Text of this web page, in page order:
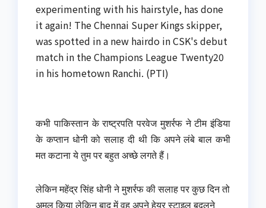
कभी पाकिस्तान के राष्ट्रपति परवेज मुशर्रफ ने टीम इंडिया
के कप्तान धोनी को सलाह दी थी कि अपने लंबे बाल कभी
मत कटाना ये तुम पर बहुत अच्छे लगते हैं।
लेकिन महेंद्र सिंह धोनी ने मुशर्रफ की सलाह पर कुछ दिन तो
अमल किया लेकिन बाद में वह अपने हेयर स्टाइल बदलने